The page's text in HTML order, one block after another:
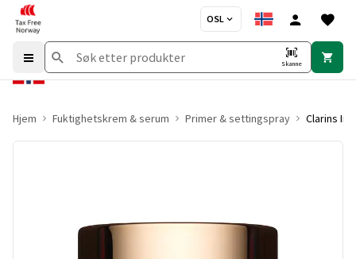
OSL
Skanne
Hjem Fuktighetskrem & serum Primer & settingspray Clarins